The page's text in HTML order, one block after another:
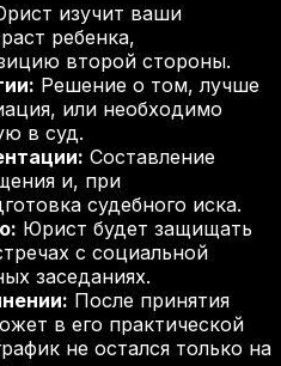
изучит ваши
ребенка,
второй стороны.
Решение о том, лучше
или необходимо
в суд.
Составление
и, при
судебного иска.
Юрист будет защищать
с социальной
заседаниях.
После принятия
в его практической
не остался только на